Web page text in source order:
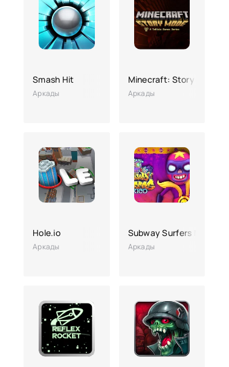
Smash Hit
Аркады
Minecraft: Story Mode
Аркады
Hole.io
Аркады
Subway Surfers Mexico
Аркады